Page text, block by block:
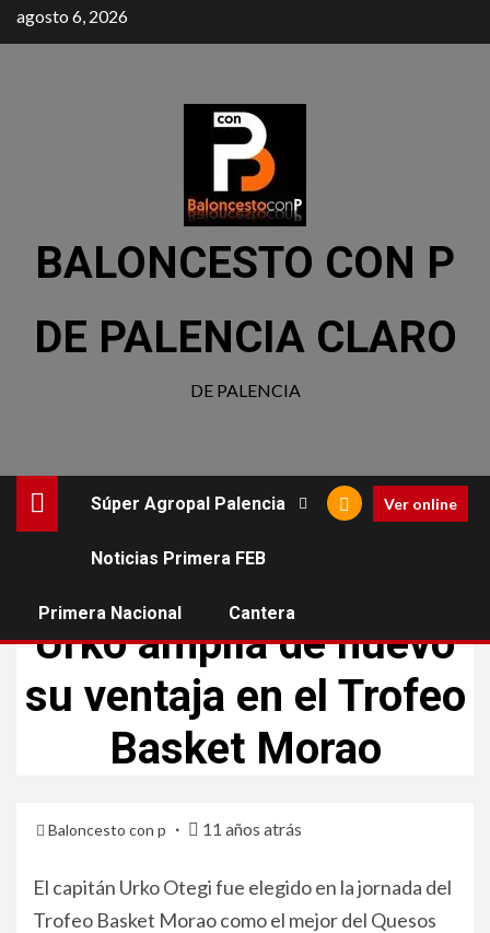
agosto 6, 2026
BALONCESTO CON P
DE PALENCIA CLARO
DE PALENCIA
Súper Agropal Palencia
Noticias Primera FEB
Primera Nacional Cantera
Ver online
Urko amplía de nuevo
su ventaja en el Trofeo
Basket Morao
Baloncesto con p 11 años atrás
El capitán Urko Otegi fue elegido en la jornada del
Trofeo Basket Morao como el mejor del Quesos